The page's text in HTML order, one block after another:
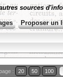
sources
Proposer un
: 20 50 100